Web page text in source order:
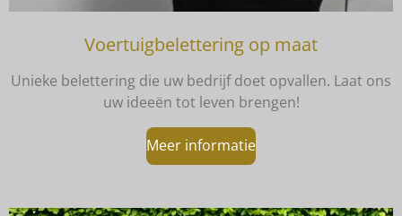
Voertuigbelettering op maat
Unieke belettering die uw bedrijf doet opvallen. Laat ons
uw ideeën tot leven brengen!
Meer informatie